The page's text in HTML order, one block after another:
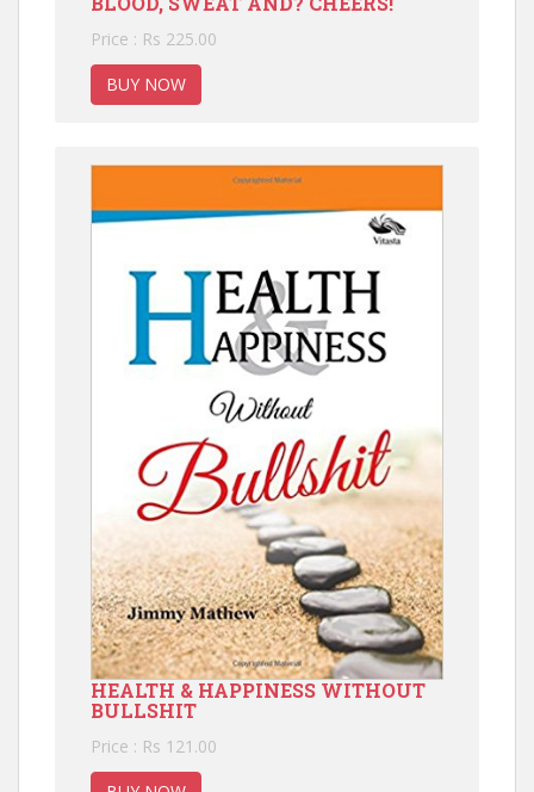
Price : Rs 225.00
BUY NOW
HEALTH & HAPPINESS WITHOUT
BULLSHIT
Price : Rs 121.00